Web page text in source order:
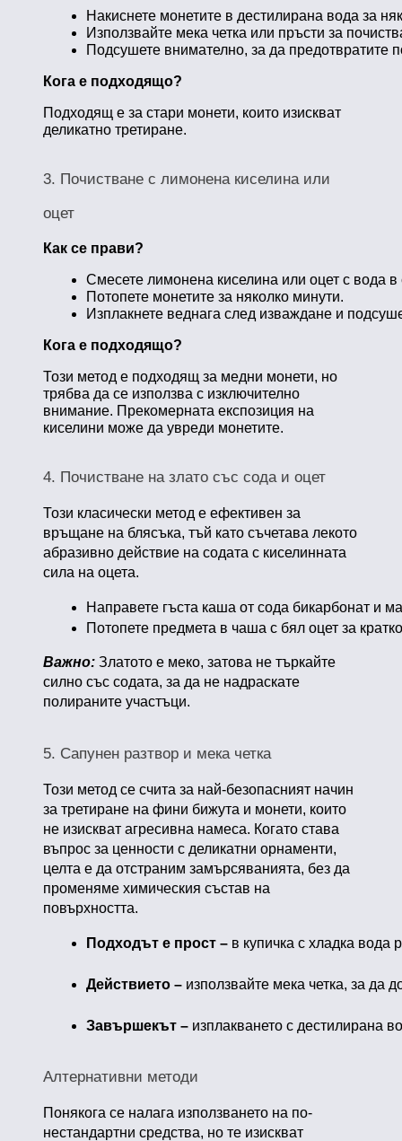
Накиснете монетите в дестилирана вода за
Използвайте мека четка или пръсти за
Подсушете внимателно, за да предотвратите
Кога е подходящо?
Подходящ е за стари монети, които изискват
деликатно третиране.
3. Почистване с лимонена киселина или
оцет
Как се прави?
Смесете лимонена киселина или оцет с вода
Потопете монетите за няколко минути.
Изплакнете веднага след изваждане и
Кога е подходящо?
Този метод е подходящ за медни монети, но
трябва да се използва с изключително
внимание. Прекомерната експозиция на
киселини може да увреди монетите.
4. Почистване на злато със сода и оцет
Този класически метод е ефективен за
връщане на блясъка, тъй като съчетава лекото
абразивно действие на содата с киселинната
сила на оцета.
Направете гъста каша от сода бикарбонат и
Потопете предмета в чаша с бял оцет за
Важно: Златото е меко, затова не търкайте
силно със содата, за да не надраскате
полираните участъци.
5. Сапунен разтвор и мека четка
Този метод се счита за най-безопасният начин
за третиране на фини бижута и монети, които
не изискват агресивна намеса. Когато става
въпрос за ценности с деликатни орнаменти,
целта е да отстраним замърсяванията, без да
променяме химическия състав на
повърхността.
Подходът е прост – в купичка с хладка вода
Действието – използвайте мека четка, за да
Завършекът – изплакването с дестилирана
Алтернативни методи
Понякога се налага използването на по-
нестандартни средства, но те изискват